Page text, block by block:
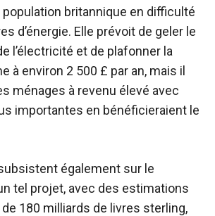
britannique en difficulté
d’énergie. Elle prévoit de geler le
l’électricité et de plafonner la
à environ 2 500 £ par an, mais il
ménages à revenu élevé avec
importantes en bénéficieraient le
également sur le
tel projet, avec des estimations
180 milliards de livres sterling,